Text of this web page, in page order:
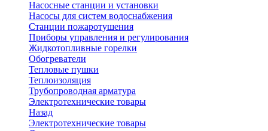
Насосные станции и установки
Насосы для систем водоснабжения
Станции пожаротушения
Приборы управления и регулирования
Жидкотопливные горелки
Обогреватели
Тепловые пушки
Теплоизоляция
Трубопроводная арматура
Электротехнические товары
Назад
Электротехнические товары